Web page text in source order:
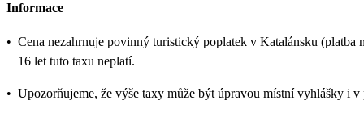
Informace
• Cena nezahrnuje povinný turistický poplatek v Katalánsku
16 let tuto taxu neplatí.
• Upozorňujeme, že výše taxy může být úpravou místní vyhlášky i